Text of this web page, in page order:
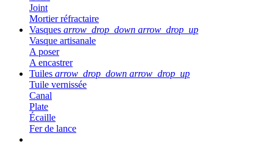
Joint
Mortier réfractaire
Vasques arrow_drop_down arrow_drop_up
Vasque artisanale
A poser
A encastrer
Tuiles arrow_drop_down arrow_drop_up
Tuile vernissée
Canal
Plate
Écaille
Fer de lance